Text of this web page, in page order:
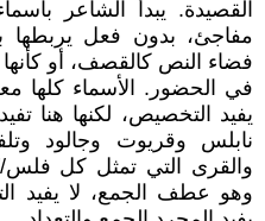
القصيدة. يبدأ الشاعر
مفاجئ، بدون فعل يربطها
فضاء النص كالقصف، أو
في الحضور. الأسماء كلها
يفيد التخصيص، لكنها هنا
نابلس وقريوت وجالود
والقرى التي تمثل كل فلس//
وهو عطف الجمع، لا يفيد